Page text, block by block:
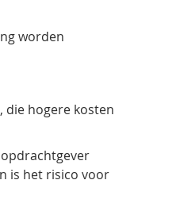
worden
die hogere kosten
is het risico voor